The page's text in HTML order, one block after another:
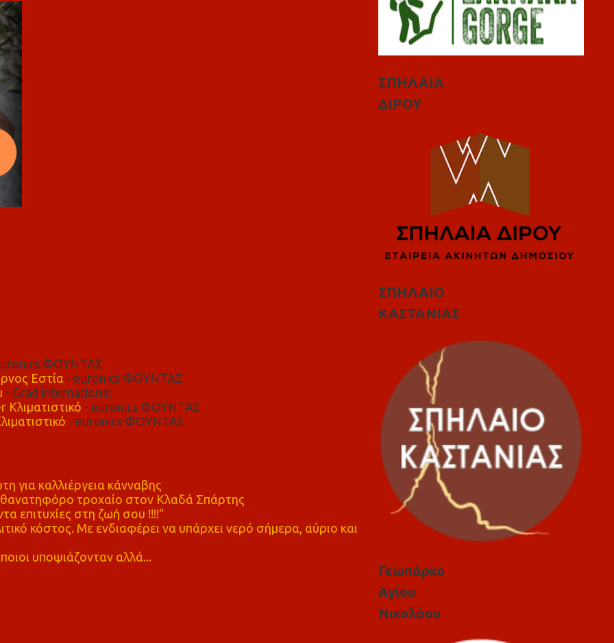
ΦΟΥΝΤΑΣ
Εστία- euronics ΦΟΥΝΤΑΣ
- Grad international
- euronics ΦΟΥΝΤΑΣ
- euronics ΦΟΥΝΤΑΣ
καλλιέργεια κάνναβης
τροχαίο στον Κλαδά Σπάρτης
επιτυχίες στη ζωή σου !!!!"
κόστος. Με ενδιαφέρει να υπάρχει νερό σήμερα, αύριο και
υποψιάζονταν αλλά...
ΣΠΗΛΑΙΑ
ΔΙΡΟΥ
ΣΠΗΛΑΙΟ
ΚΑΣΤΑΝΙΑΣ
Γεωπάρκο
Αγίου
Νικολάου